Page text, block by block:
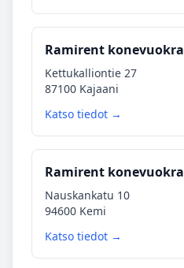
Ramirent
Kettukalliontie 27
87100 Kajaani
Katso tiedot →
Ramirent
Nauskankatu 10
94600 Kemi
Katso tiedot →